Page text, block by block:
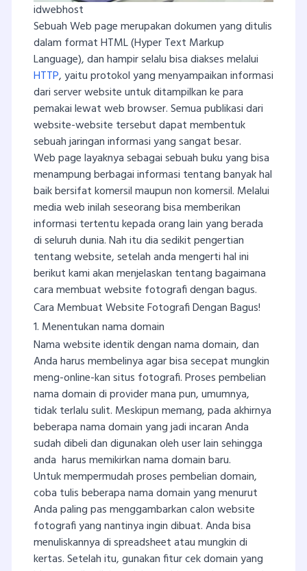
idwebhost
Sebuah Web page merupakan dokumen yang ditulis
dalam format HTML (Hyper Text Markup
Language), dan hampir selalu bisa diakses melalui
HTTP, yaitu protokol yang menyampaikan informasi
dari server website untuk ditampilkan ke para
pemakai lewat web browser. Semua publikasi dari
website-website tersebut dapat membentuk
sebuah jaringan informasi yang sangat besar.
Web page layaknya sebagai sebuah buku yang bisa
menampung berbagai informasi tentang banyak hal
baik bersifat komersil maupun non komersil. Melalui
media web inilah seseorang bisa memberikan
informasi tertentu kepada orang lain yang berada
di seluruh dunia. Nah itu dia sedikit pengertian
tentang website, setelah anda mengerti hal ini
berikut kami akan menjelaskan tentang bagaimana
cara membuat website fotografi dengan bagus.
Cara Membuat Website Fotografi Dengan Bagus!
1. Menentukan nama domain
Nama website identik dengan nama domain, dan
Anda harus membelinya agar bisa secepat mungkin
meng-online-kan situs fotografi. Proses pembelian
nama domain di provider mana pun, umumnya,
tidak terlalu sulit. Meskipun memang, pada akhirnya
beberapa nama domain yang jadi incaran Anda
sudah dibeli dan digunakan oleh user lain sehingga
anda harus memikirkan nama domain baru.
Untuk mempermudah proses pembelian domain,
coba tulis beberapa nama domain yang menurut
Anda paling pas menggambarkan calon website
fotografi yang nantinya ingin dibuat. Anda bisa
menuliskannya di spreadsheet atau mungkin di
kertas. Setelah itu, gunakan fitur cek domain yang